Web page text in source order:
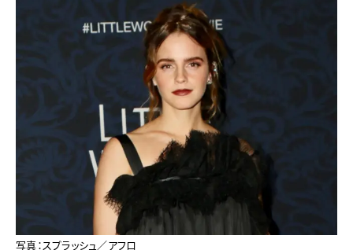
写真：スプラッシュ／アフロ